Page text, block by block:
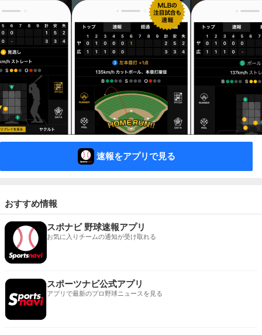
速報をアプリで見る
おすすめ情報
スポナビ 野球速報アプリ
お気に入りチームの通知が受け取れる
スポーツナビ公式アプリ
アプリで最新のプロ野球ニュースを見る